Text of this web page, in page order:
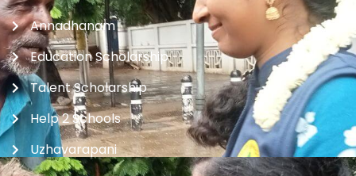
Annadhanam
Education Scholarship
Talent Scholarship
Help 2 Schools
Uzhavarapani